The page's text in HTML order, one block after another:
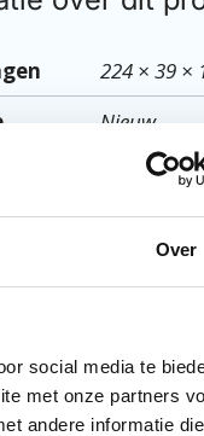
Over
social media te
met onze partners
andere informatie
224 × 39 ×
Nieuw
Provan
Provan-
meer info